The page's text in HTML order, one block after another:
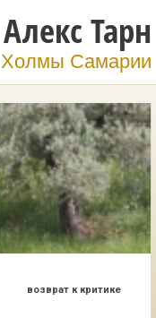
Алекс Тарн
Холмы Самарии
возврат к критике